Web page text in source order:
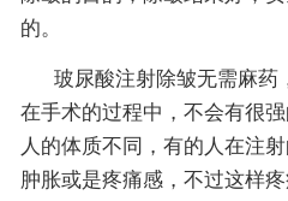
的。
玻尿酸注射除皱无需麻药
在手术的过程中，不会有很
人的体质不同，有的人在注
肿胀或是疼痛感，不过这样